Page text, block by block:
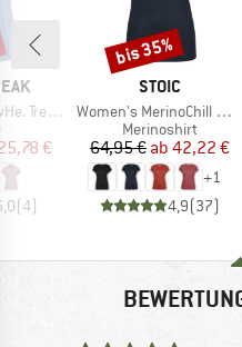
Shirt S/S
Preis
€
(4)
MARKE
STOIC
Artikel
Women's MerinoChill MMXX. Göteborg Loose Tee
Produktgruppe
Merinoshirt
Preis
64,95 € ab 42,22 €
+1
4,9(37)
Rabatt
bis 35%